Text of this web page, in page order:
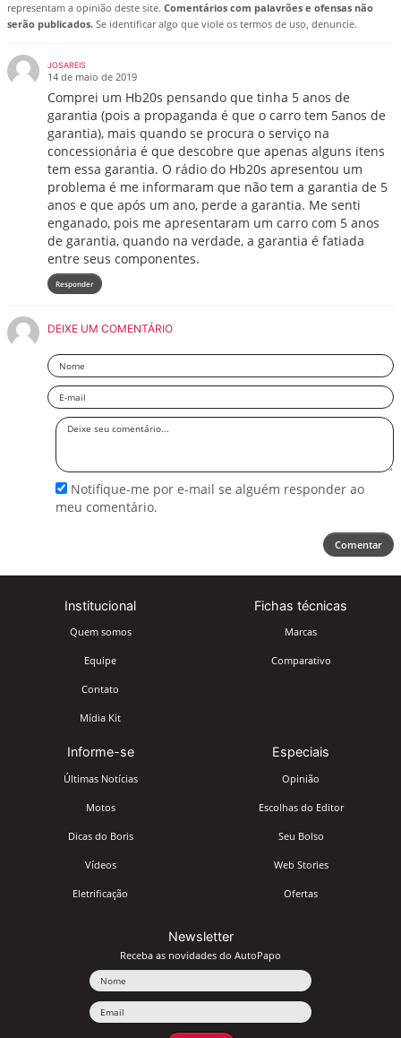
representam a opinião deste site. Comentários com palavrões e ofensas não
serão publicados. Se identificar algo que viole os termos de uso, denuncie.
JOSAREIS
14 de maio de 2019
Comprei um Hb20s pensando que tinha 5 anos de
garantia (pois a propaganda é que o carro tem 5anos de
garantia), mais quando se procura o serviço na
concessionária é que descobre que apenas alguns itens
tem essa garantia. O rádio do Hb20s apresentou um
problema é me informaram que não tem a garantia de 5
anos e que após um ano, perde a garantia. Me senti
enganado, pois me apresentaram um carro com 5 anos
de garantia, quando na verdade, a garantia é fatiada
entre seus componentes.
Responder
DEIXE UM COMENTÁRIO
Nome
Email
Deixe
Notifique-me por e-mail se alguém responder ao
meu comentário.
Comentar
Institucional
Quem somos
Equipe
Contato
Mídia Kit
Fichas técnicas
Marcas
Comparativo
Informe-se
Últimas Notícias
Motos
Dicas do Boris
Vídeos
Eletrificação
Especiais
Opinião
Escolhas do Editor
Seu Bolso
Web Stories
Ofertas
Newsletter
Receba as novidades do AutoPapo